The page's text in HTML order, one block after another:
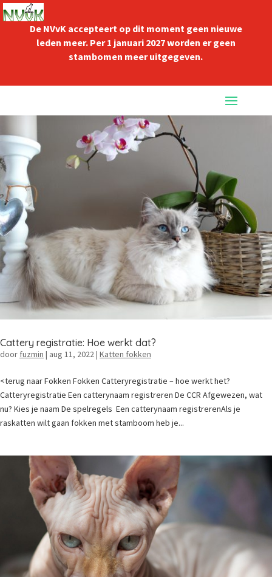
De NVvK accepteert op dit moment geen nieuwe
leden meer. Per 1 januari 2027 worden er geen
stambomen meer uitgegeven.
Cattery registratie: Hoe werkt dat?
door fuzmin | aug 11, 2022| Katten fokken
<terug naar Fokken Fokken Catteryregistratie – hoe werkt het?
Catteryregistratie Een catterynaam registreren De CCR Afgewezen, wat
nu? Kies je naam De spelregels Een catterynaam registrerenAls je
raskatten wilt gaan fokken met stamboom heb je...